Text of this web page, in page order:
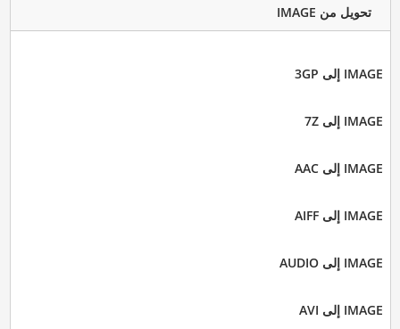
تحويل من IMAGE
IMAGE إلى 3GP
IMAGE إلى 7Z
IMAGE إلى AAC
IMAGE إلى AIFF
IMAGE إلى AUDIO
IMAGE إلى AVI